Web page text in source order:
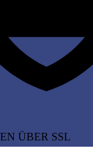
ÜBER SSL